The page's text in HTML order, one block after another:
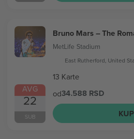
AVG
22
SUB
Bruno Mars – The
MetLife Stadium
East Rutherford, United
13 Karte
od34.588 RSD